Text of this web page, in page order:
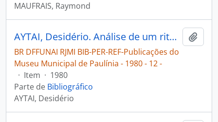
MAUFRAIS, Raymond
AYTAI, Desidério. Análise de um rito Xavante [Publicações do Museu Municipal de Paulínia]
BR DFFUNAI RJMI BIB-PER-REF-Publicações do
Museu Municipal de Paulínia - 1980 - 12 -
· Item · 1980
Parte de Bibliográfico
AYTAI, Desidério